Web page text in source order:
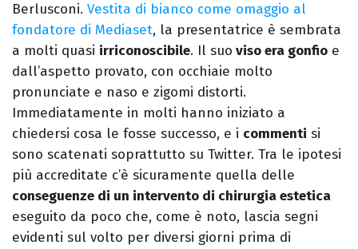
Berlusconi. Vestita di bianco come omaggio al
fondatore di Mediaset, la presentatrice è sembrata
a molti quasi irriconoscibile. Il suo viso era gonfio e
dall’aspetto provato, con occhiaie molto
pronunciate e naso e zigomi distorti.
Immediatamente in molti hanno iniziato a
chiedersi cosa le fosse successo, e i commenti si
sono scatenati soprattutto su Twitter. Tra le ipotesi
più accreditate c’è sicuramente quella delle
conseguenze di un intervento di chirurgia estetica
eseguito da poco che, come è noto, lascia segni
evidenti sul volto per diversi giorni prima di